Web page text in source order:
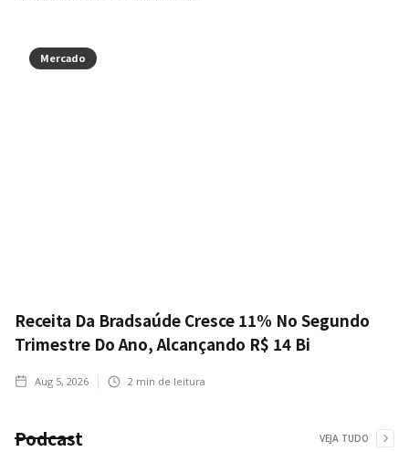
Mercado
Receita Da Bradsaúde Cresce 11% No Segundo
Trimestre Do Ano, Alcançando R$ 14 Bi
Aug 5, 2026 2 min de leitura
Podcast VEJA TUDO